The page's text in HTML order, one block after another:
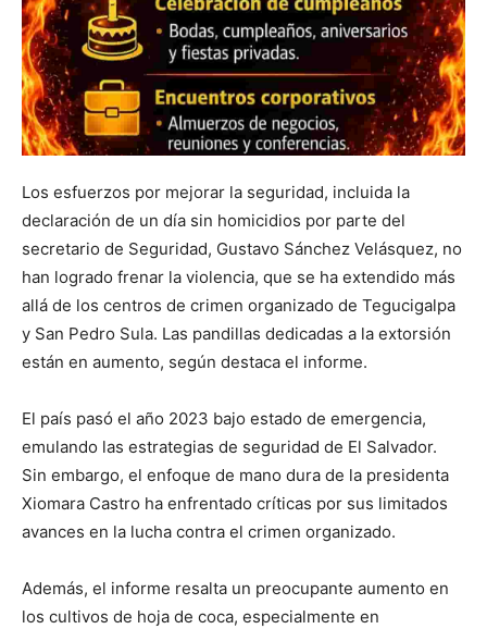
Los esfuerzos por mejorar la seguridad, incluida la
declaración de un día sin homicidios por parte del
secretario de Seguridad, Gustavo Sánchez Velásquez, no
han logrado frenar la violencia, que se ha extendido más
allá de los centros de crimen organizado de Tegucigalpa
y San Pedro Sula. Las pandillas dedicadas a la extorsión
están en aumento, según destaca el informe.
El país pasó el año 2023 bajo estado de emergencia,
emulando las estrategias de seguridad de El Salvador.
Sin embargo, el enfoque de mano dura de la presidenta
Xiomara Castro ha enfrentado críticas por sus limitados
avances en la lucha contra el crimen organizado.
Además, el informe resalta un preocupante aumento en
los cultivos de hoja de coca, especialmente en